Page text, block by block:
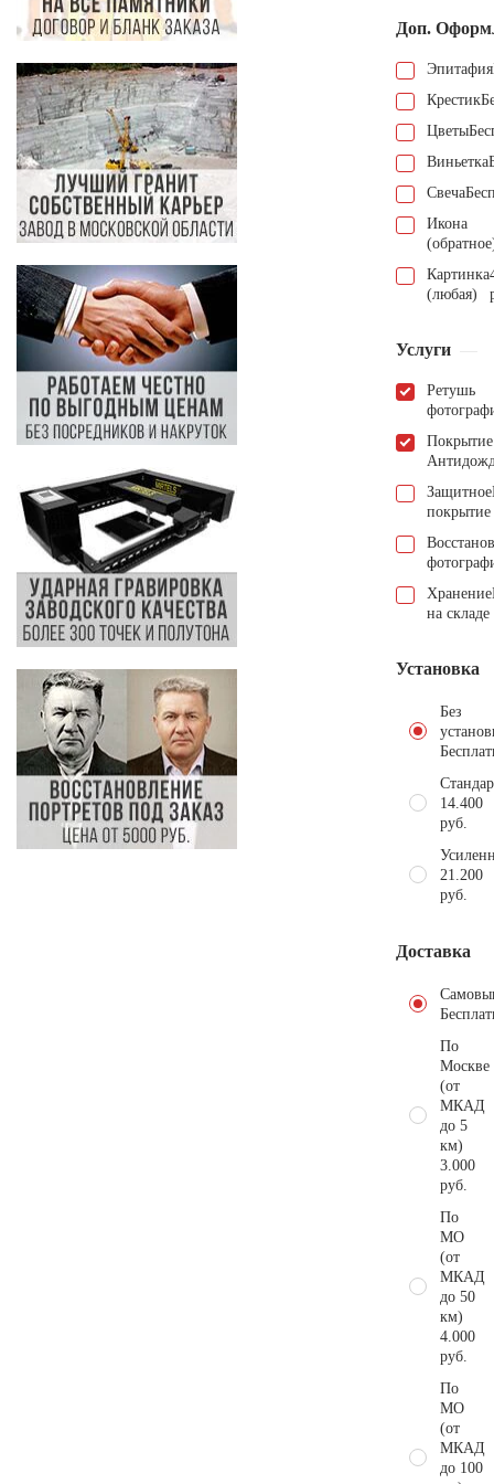
Доп.
Эпитафия
Крестик
Цветы
Виньетка
Свеча
Икона
Картинка
(любая)
Услуги
Ретушь
Покрытие
Защитное
покрытие
Хранение
на складе
Установка
Без
14.400
руб.
21.200
руб.
Доставка
По
Москве
(от
МКАД
до 5
км)
3.000
руб.
По
МО
(от
МКАД
до 50
км)
4.000
руб.
По
МО
(от
МКАД
до 100